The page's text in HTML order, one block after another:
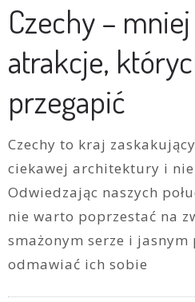
Czechy –
atrakcje,
przegapić
Czechy to kraj
ciekawej architektury i
Odwiedzając naszych
nie warto poprzestać na
smażonym serze i jasnym
odmawiać ich sobie